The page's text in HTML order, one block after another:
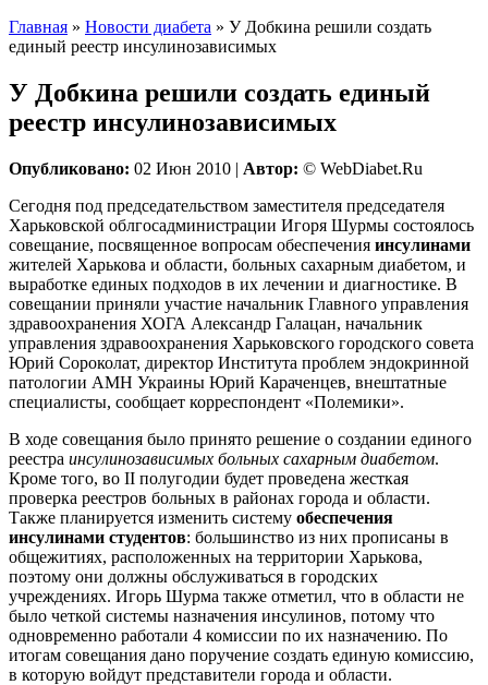
Главная » Новости диабета » У Добкина решили создать
единый реестр инсулинозависимых
У Добкина решили создать единый
реестр инсулинозависимых
Опубликовано: 02 Июн 2010 | Автор: © WebDiabet.Ru
Сегодня под председательством заместителя председателя
Харьковской облгосадминистрации Игоря Шурмы состоялось
совещание, посвященное вопросам обеспечения инсулинами
жителей Харькова и области, больных сахарным диабетом, и
выработке единых подходов в их лечении и диагностике. В
совещании приняли участие начальник Главного управления
здравоохранения ХОГА Александр Галацан, начальник
управления здравоохранения Харьковского городского совета
Юрий Сороколат, директор Института проблем эндокринной
патологии АМН Украины Юрий Караченцев, внештатные
специалисты, сообщает корреспондент «Полемики».
В ходе совещания было принято решение о создании единого
реестра инсулинозависимых больных сахарным диабетом.
Кроме того, во II полугодии будет проведена жесткая
проверка реестров больных в районах города и области.
Также планируется изменить систему обеспечения
инсулинами студентов: большинство из них прописаны в
общежитиях, расположенных на территории Харькова,
поэтому они должны обслуживаться в городских
учреждениях. Игорь Шурма также отметил, что в области не
было четкой системы назначения инсулинов, потому что
одновременно работали 4 комиссии по их назначению. По
итогам совещания дано поручение создать единую комиссию,
в которую войдут представители города и области.